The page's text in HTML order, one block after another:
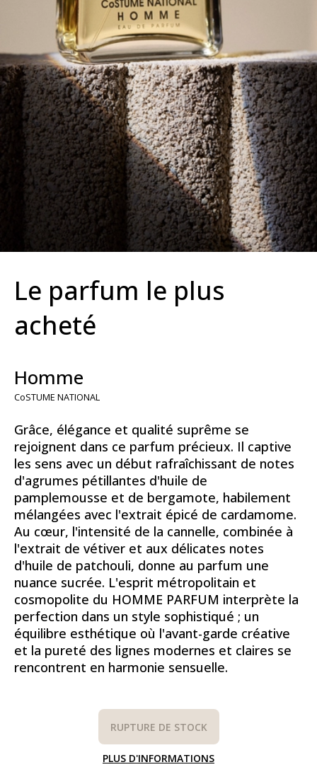
Le parfum le plus
acheté
Homme
CoSTUME NATIONAL
Grâce, élégance et qualité suprême se
rejoignent dans ce parfum précieux. Il captive
les sens avec un début rafraîchissant de notes
d'agrumes pétillantes d'huile de
pamplemousse et de bergamote, habilement
mélangées avec l'extrait épicé de cardamome.
Au cœur, l'intensité de la cannelle, combinée à
l'extrait de vétiver et aux délicates notes
d'huile de patchouli, donne au parfum une
nuance sucrée. L'esprit métropolitain et
cosmopolite du HOMME PARFUM interprète la
perfection dans un style sophistiqué ; un
équilibre esthétique où l'avant-garde créative
et la pureté des lignes modernes et claires se
rencontrent en harmonie sensuelle.
RUPTURE DE STOCK
PLUS D'INFORMATIONS